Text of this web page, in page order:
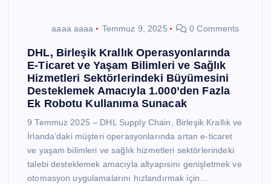
aaaa aaaa Temmuz 9, 2025 0 Comments
DHL, Birleşik Krallık Operasyonlarında
E-Ticaret ve Yaşam Bilimleri ve Sağlık
Hizmetleri Sektörlerindeki Büyümesini
Desteklemek Amacıyla 1.000’den Fazla
Ek Robotu Kullanıma Sunacak
9 Temmuz 2025 – DHL Supply Chain, Birleşik Krallık ve
İrlanda’daki müşteri operasyonlarında artan e-ticaret
ve yaşam bilimleri ve sağlık hizmetleri sektörlerindeki
talebi desteklemek amacıyla altyapısını genişletmek ve
otomasyon uygulamalarını hızlandırmak için…